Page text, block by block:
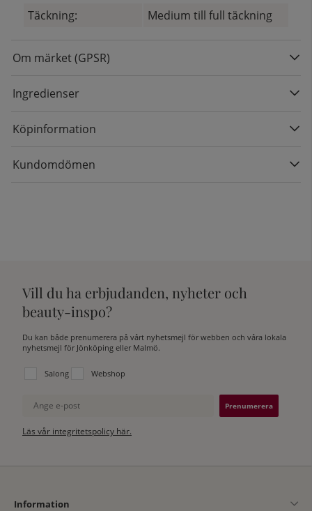
Täckning:
Medium till full täckning
Om märket (GPSR)
Ingredienser
Köpinformation
Kundomdömen
Vill du ha erbjudanden, nyheter och
beauty-inspo?
Du kan både prenumerera på vårt nyhetsmejl för webben och våra lokala
nyhetsmejl för Jönköping eller Malmö.
Välj vilken lista du vill prenumerera på:
Salong Webshop
Ange e-post
Läs vår integritetspolicy här.
Information